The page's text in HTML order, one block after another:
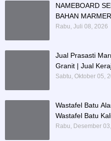
NAMEBOARD
BAHAN
AGUNG SIMBOL
Rabu, Juli 08, 2026
Jual Prasasti
Granit | Jual
Prasasti
Sabtu, Oktober 05,
Wastafel Batu
Wastafel Batu
Rabu, Desember